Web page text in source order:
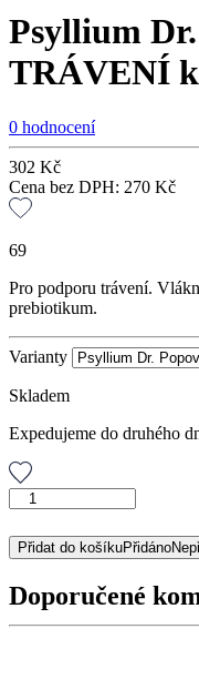
Psyllium
TRÁVENÍ
0 hodnocení
302 Kč
Cena bez DPH: 270 Kč
69
Pro podporu trávení.
prebiotikum.
Varianty
Skladem
Expedujeme do druhého
Psyllium
Popova
TRÁVENÍ
120
Přidat do košíkuPřidáno
Doporučené